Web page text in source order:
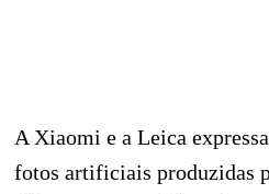
A Xiaomi e a Leica
fotos artificiais produzidas